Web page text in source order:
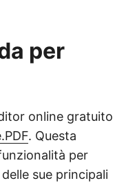
per
online gratuito
. Questa
per
sue principali